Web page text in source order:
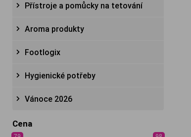
Přístroje a pomůcky na tetování
Aroma produkty
Footlogix
Hygienické potřeby
Vánoce 2026
Cena